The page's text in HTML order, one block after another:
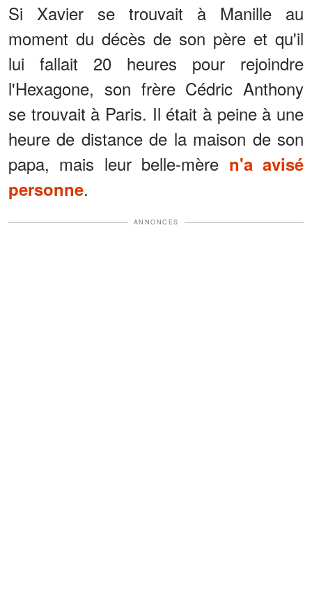
Si Xavier se trouvait à Manille au
moment du décès de son père et qu'il
lui fallait 20 heures pour rejoindre
l'Hexagone, son frère Cédric Anthony
se trouvait à Paris. Il était à peine à une
heure de distance de la maison de son
papa, mais leur belle-mère n'a avisé
personne.
ANNONCES